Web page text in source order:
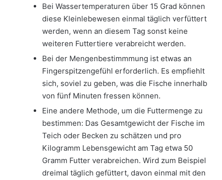
Bei Wassertemperaturen über 15 Grad können
diese Kleinlebewesen einmal täglich verfüttert
werden, wenn an diesem Tag sonst keine
weiteren Futtertiere verabreicht werden.
Bei der Mengenbestimmmung ist etwas an
Fingerspitzengefühl erforderlich. Es empfiehlt
sich, soviel zu geben, was die Fische innerhalb
von fünf Minuten fressen können.
Eine andere Methode, um die Futtermenge zu
bestimmen: Das Gesamtgewicht der Fische im
Teich oder Becken zu schätzen und pro
Kilogramm Lebensgewicht am Tag etwa 50
Gramm Futter verabreichen. Wird zum Beispiel
dreimal täglich gefüttert, davon einmal mit den